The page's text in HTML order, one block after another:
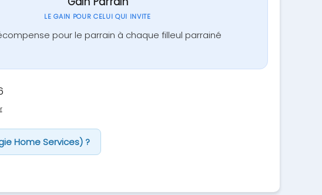
LE GAIN POUR CELUI QUI INVITE
pour le parrain à chaque filleul parrainé
Home Services) ?